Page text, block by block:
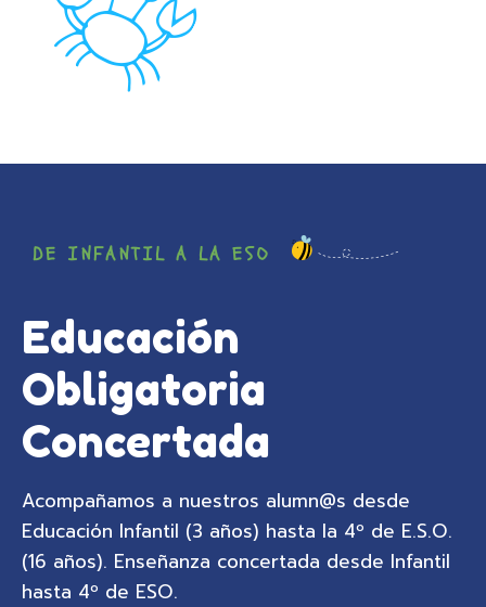
DE INFANTIL A LA ESO
Educación
Obligatoria
Concertada
Acompañamos a nuestros alumn@s desde
Educación Infantil (3 años) hasta la 4º de E.S.O.
(16 años). Enseñanza concertada desde Infantil
hasta 4º de ESO.